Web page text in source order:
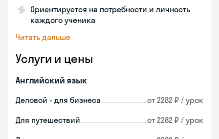
Ориентируется на потребности и личность
каждого ученика
Читать дальше
Услуги и цены
Английский язык
Деловой - для бизнеса от 2282 ₽ / урок
Для путешествий от 2282 ₽ / урок